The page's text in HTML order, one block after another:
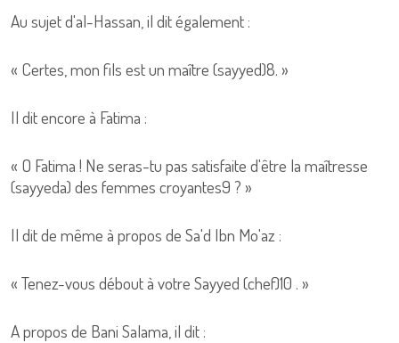
Au sujet d'al-Hassan, il dit également :
« Certes, mon fils est un maître (sayyed)8. »
Il dit encore à Fatima :
« O Fatima ! Ne seras-tu pas satisfaite d'être la maîtresse
(sayyeda) des femmes croyantes9 ? »
Il dit de même à propos de Sa'd Ibn Mo'az :
« Tenez-vous débout à votre Sayyed (chef)10 . »
A propos de Bani Salama, il dit :